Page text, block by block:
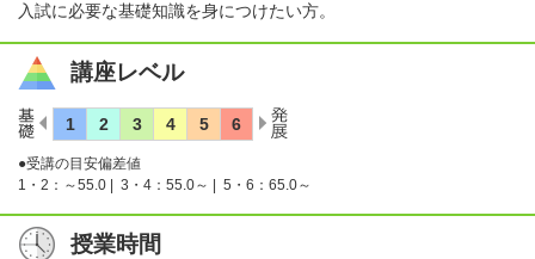
入試に必要な基礎知識を身につけたい方。
講座レベル
●受講の目安偏差値
1・2：～55.0 |
3・4：55.0～ | 5・6：65.0～
授業時間